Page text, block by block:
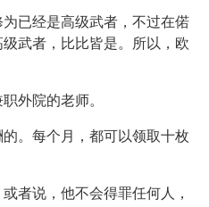
已经是高级武者，不过在偌
武者，比比皆是。所以，欧
外院的老师。
。每个月，都可以领取十枚
者说，他不会得罪任何人，